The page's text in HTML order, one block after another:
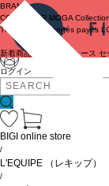
ログイン
BRAND
COUTURIER MOGA Collection
TRISTESSE
congés payés
新着商品 ニュース セ
BIGI online store
/
L'EQUIPE （レキップ）
/